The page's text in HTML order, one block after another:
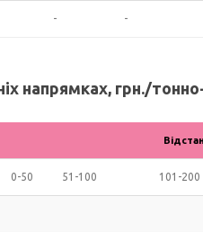
- -
напрямках, грн./
0-50 51-100 101-200